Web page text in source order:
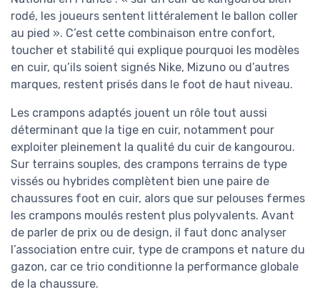
rodé, les joueurs sentent littéralement le ballon coller
au pied ». C’est cette combinaison entre confort,
toucher et stabilité qui explique pourquoi les modèles
en cuir, qu’ils soient signés Nike, Mizuno ou d’autres
marques, restent prisés dans le foot de haut niveau.
Les crampons adaptés jouent un rôle tout aussi
déterminant que la tige en cuir, notamment pour
exploiter pleinement la qualité du cuir de kangourou.
Sur terrains souples, des crampons terrains de type
vissés ou hybrides complètent bien une paire de
chaussures foot en cuir, alors que sur pelouses fermes
les crampons moulés restent plus polyvalents. Avant
de parler de prix ou de design, il faut donc analyser
l’association entre cuir, type de crampons et nature du
gazon, car ce trio conditionne la performance globale
de la chaussure.